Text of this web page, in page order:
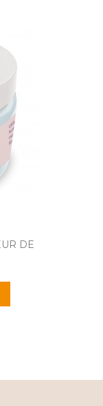
DE